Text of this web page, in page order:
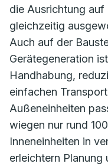
die Ausrichtung auf
gleichzeitig
Auch auf der
Gerätegeneration
Handhabung,
einfachen
Außeneinheiten
wiegen nur rund
Inneneinheiten in
erleichtern Planung